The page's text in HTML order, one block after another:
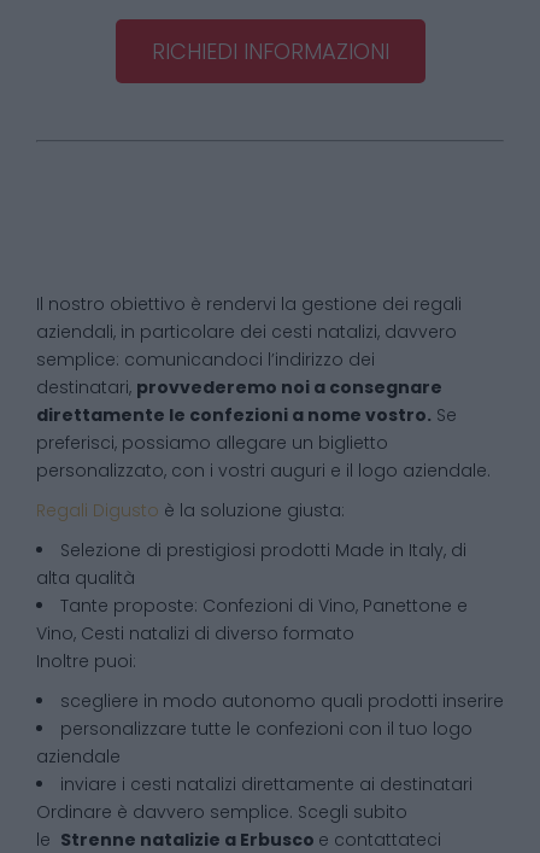
RICHIEDI INFORMAZIONI
Il nostro obiettivo è rendervi la gestione dei regali
aziendali, in particolare dei cesti natalizi, davvero
semplice: comunicandoci l’indirizzo dei
destinatari, provvederemo noi a consegnare
direttamente le confezioni a nome vostro. Se
preferisci, possiamo allegare un biglietto
personalizzato, con i vostri auguri e il logo aziendale.
Regali Digusto è la soluzione giusta:
Selezione di prestigiosi prodotti Made in Italy, di
alta qualità
Tante proposte: Confezioni di Vino, Panettone e
Vino, Cesti natalizi di diverso formato
Inoltre puoi:
scegliere in modo autonomo quali prodotti inserire
personalizzare tutte le confezioni con il tuo logo
aziendale
inviare i cesti natalizi direttamente ai destinatari
Ordinare è davvero semplice. Scegli subito
le Strenne natalizie a Erbusco e contattateci